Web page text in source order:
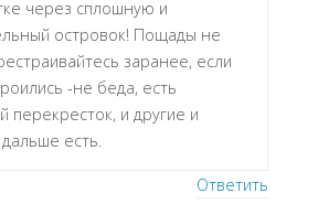
через сплошную и
островок! Пощады не
заранее, если
-не беда, есть
перекресток, и другие и
есть.
Ответить